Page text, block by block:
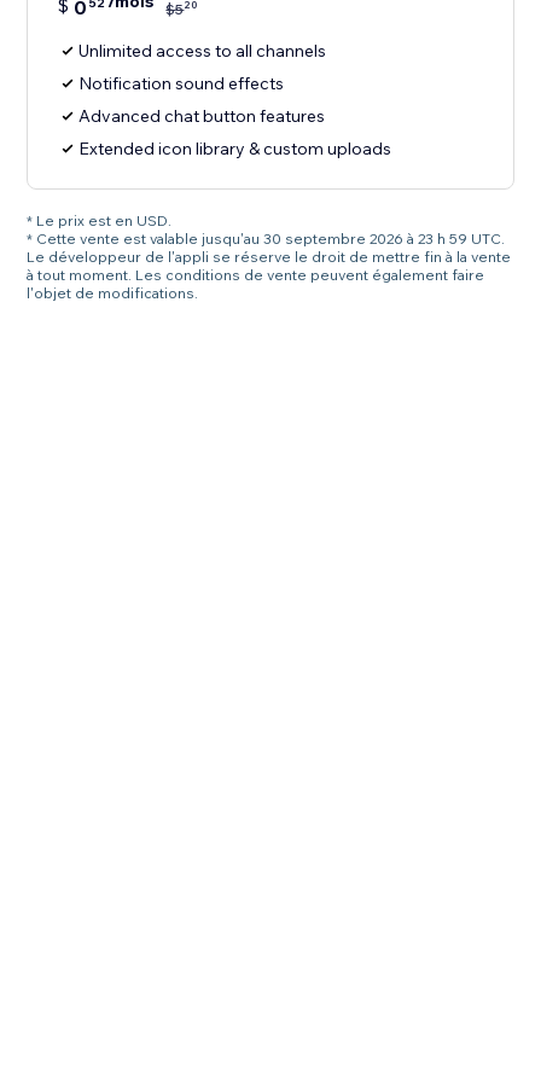
$ 0 52 $520
Unlimited access to all channels
Notification sound effects
Advanced chat button features
Extended icon library & custom uploads
* Le prix est en USD.
* Cette vente est valable jusqu'au 30 septembre 2026 à 23 h 59 UTC.
Le développeur de l'appli se réserve le droit de mettre fin à la vente
à tout moment. Les conditions de vente peuvent également faire
l'objet de modifications.